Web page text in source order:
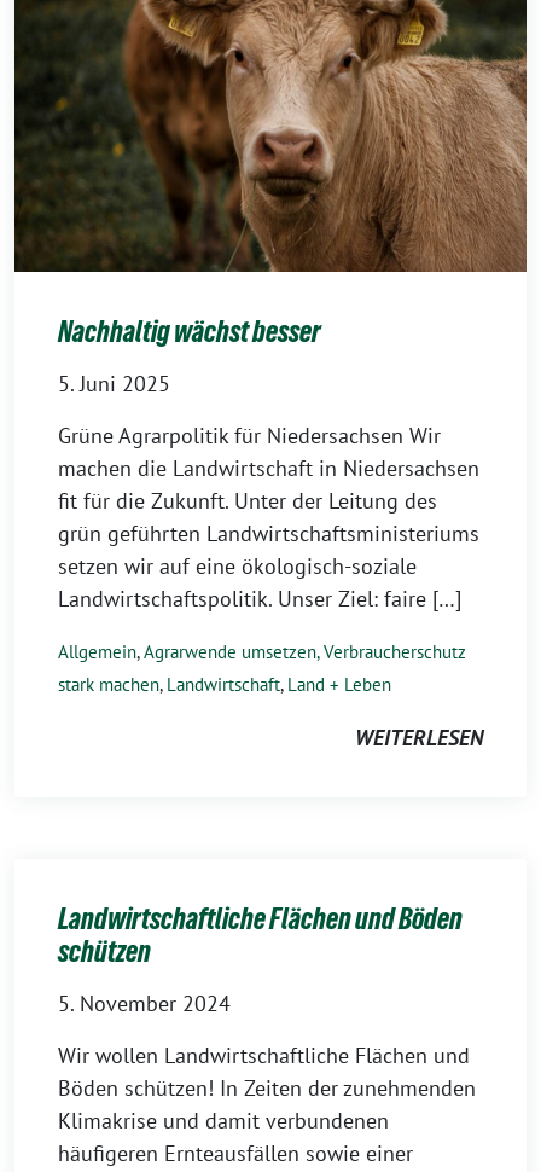
Nachhaltig wächst besser
5. Juni 2025
Grüne Agrarpolitik für Niedersachsen Wir
machen die Landwirtschaft in Niedersachsen
fit für die Zukunft. Unter der Leitung des
grün geführten Landwirtschaftsministeriums
setzen wir auf eine ökologisch-soziale
Landwirtschaftspolitik. Unser Ziel: faire […]
Allgemein,Agrarwende umsetzen, Verbraucherschutz
stark machen, Landwirtschaft, Land + Leben
WEITERLESEN
Landwirtschaftliche Flächen und Böden
schützen
5. November 2024
Wir wollen Landwirtschaftliche Flächen und
Böden schützen! In Zeiten der zunehmenden
Klimakrise und damit verbundenen
häufigeren Ernteausfällen sowie einer